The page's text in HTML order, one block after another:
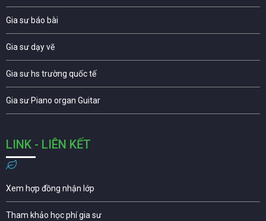
Gia sư báo bài
Gia sư dạy vẽ
Gia sư hs trường quốc tế
Gia sư Piano organ Guitar
LINK - LIÊN KẾT
Xem hợp đồng nhận lớp
Tham khảo học phí gia sư